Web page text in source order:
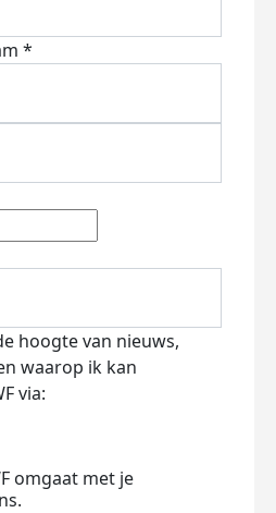
*
hoogte van nieuws,
waarop ik kan
via:
omgaat met je